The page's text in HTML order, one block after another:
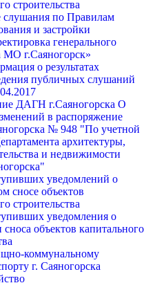
строительства
по Правилам
и застройки
генерального
МО г.Саяногорск»
о результатах
публичных слушаний
ДАГН г.Саяногорска О
в распоряжение
№ 948 "По учетной
архитектуры,
и недвижимости
уведомлений о
сносе объектов
строительства
уведомления о
объектов капитального
коммунальному
г. Саяногорска